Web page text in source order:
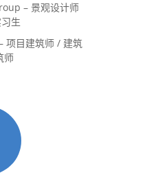
– 景观设计师
生
项目建筑师 / 建筑
师